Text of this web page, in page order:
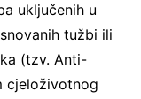
uključenih u
tužbi ili
(tzv. Anti-
cjeloživotnog